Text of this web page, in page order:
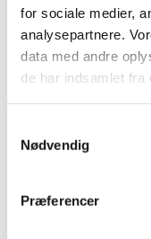
for sociale medier,
analysepartnere.
data med andre
de har indsamlet fra
Nødvendig
Præferencer
oktober (2)
september (2)
august (1)
juli (2)
juni (1)
april (3)